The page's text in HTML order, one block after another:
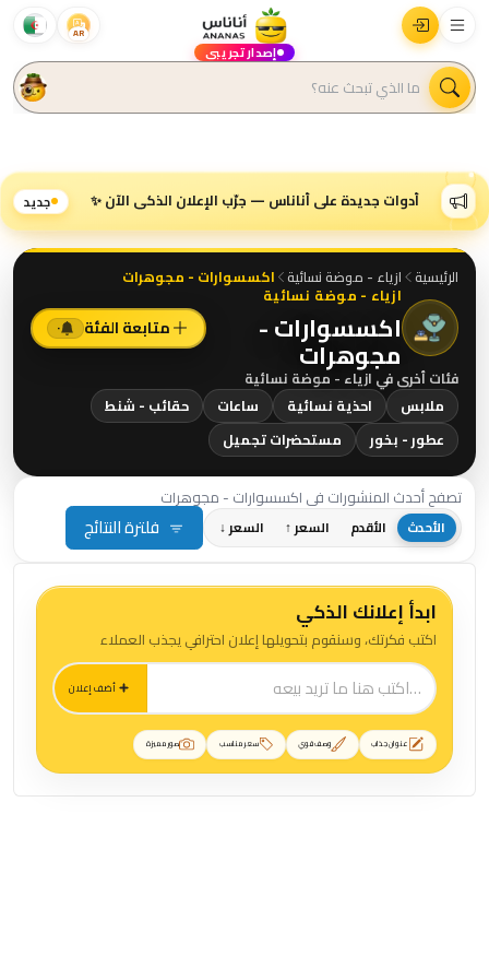
AR
إصدار تجريبي
أدوات جديدة على أناناس — جرّب الإعلان الذكي الآن ✨ جديد
الرئيسية ازياء - موضة نسائية اكسسوارات - مجوهرات
ازياء - موضة نسائية
اكسسوارات -
مجوهرات
متابعة الفئة ٠
فئات أخرى في ازياء - موضة نسائية
ملابس
احذية نسائية ساعات
حقائب - شنط
عطور - بخور
مستحضرات تجميل
تصفح أحدث المنشورات في اكسسوارات - مجوهرات
الأحدث الأقدم السعر ↑ السعر ↓ فلترة النتائج
ابدأ إعلانك الذكي
اكتب فكرتك، وسنقوم بتحويلها إعلان احترافي يجذب العملاء
أضف إعلان
عنوان جذاب وصف قوي سعر مناسب صور مميزة